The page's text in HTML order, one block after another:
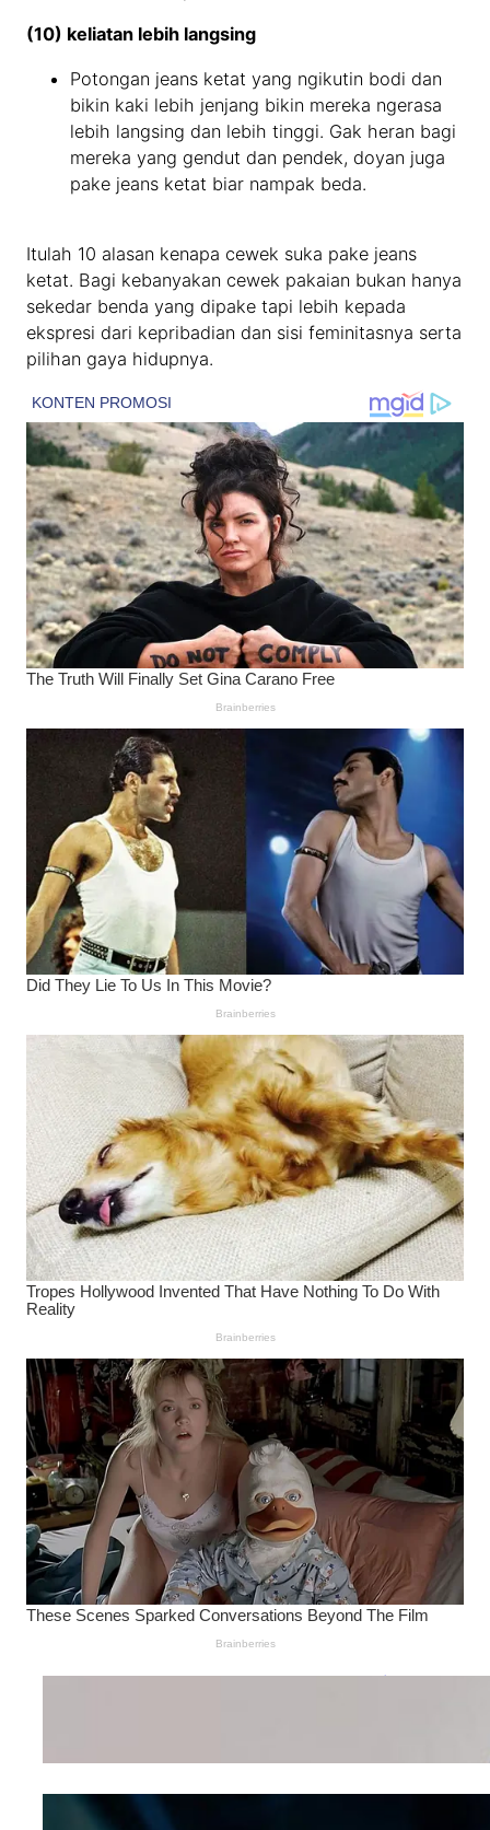
(10) keliatan lebih langsing
Potongan jeans ketat yang ngikutin bodi dan
bikin kaki lebih jenjang bikin mereka ngerasa
lebih langsing dan lebih tinggi. Gak heran bagi
mereka yang gendut dan pendek, doyan juga
pake jeans ketat biar nampak beda.
Itulah 10 alasan kenapa cewek suka pake jeans
ketat. Bagi kebanyakan cewek pakaian bukan hanya
sekedar benda yang dipake tapi lebih kepada
ekspresi dari kepribadian dan sisi feminitasnya serta
pilihan gaya hidupnya.
Wanita Pamer Pakaian
Kepribadian